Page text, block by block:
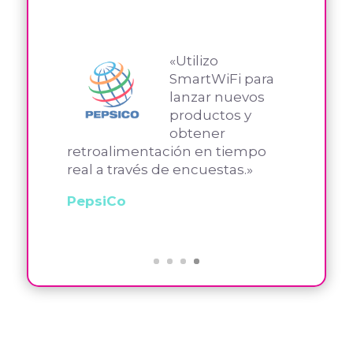
utilizado la
plataforma para
campañas
innovadoras de
marketing durante eventos,
como el festival de música
Tecate pa´l norte en